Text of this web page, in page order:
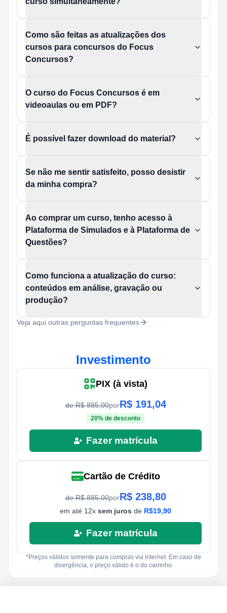
Como são feitas as atualizações dos
cursos para concursos do Focus
Concursos?
O curso do Focus Concursos é em
videoaulas ou em PDF?
É possível fazer download do material?
Se não me sentir satisfeito, posso desistir
da minha compra?
Ao comprar um curso, tenho acesso à
Plataforma de Simulados e à Plataforma de
Questões?
Como funciona a atualização do curso:
conteúdos em análise, gravação ou
produção?
Veja aqui outras perguntas frequentes
Investimento
PIX (à vista)
de R$885,00porR$ 191,04
20% de desconto
Fazer matrícula
Cartão de Crédito
de R$885,00porR$ 238,80
em até 12x sem juros de R$19,90
Fazer matrícula
*Preços válidos somente para compras via internet. Em caso de
divergência, o preço válido é o do carrinho.